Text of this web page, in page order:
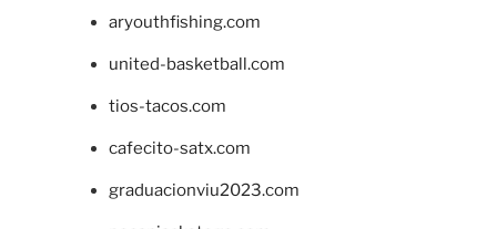
aryouthfishing.com
united-basketball.com
tios-tacos.com
cafecito-satx.com
graduacionviu2023.com